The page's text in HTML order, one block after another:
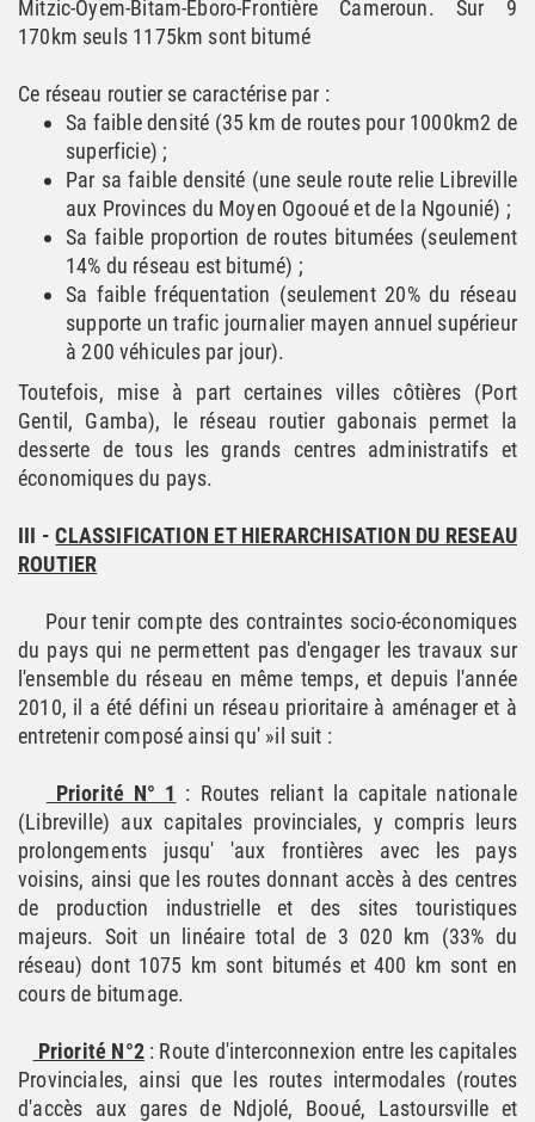
Mitzic-Oyem-Bitam-Eboro-Frontière Cameroun. Sur 9
170km seuls 1175km sont bitumé
Ce réseau routier se caractérise par :
Sa faible densité (35 km de routes pour 1000km2 de
superficie) ;
Par sa faible densité (une seule route relie Libreville
aux Provinces du Moyen Ogooué et de la Ngounié) ;
Sa faible proportion de routes bitumées (seulement
14% du réseau est bitumé) ;
Sa faible fréquentation (seulement 20% du réseau
supporte un trafic journalier mayen annuel supérieur
à 200 véhicules par jour).
Toutefois, mise à part certaines villes côtières (Port
Gentil, Gamba), le réseau routier gabonais permet la
desserte de tous les grands centres administratifs et
économiques du pays.
III -CLASSIFICATION ET HIERARCHISATION DU RESEAU
ROUTIER
Pour tenir compte des contraintes socio-économiques
du pays qui ne permettent pas d'engager les travaux sur
l'ensemble du réseau en même temps, et depuis l'année
2010, il a été défini un réseau prioritaire à aménager et à
entretenir composé ainsi qu' »il suit :
Priorité N° 1 : Routes reliant la capitale nationale
(Libreville) aux capitales provinciales, y compris leurs
prolongements jusqu' 'aux frontières avec les pays
voisins, ainsi que les routes donnant accès à des centres
de production industrielle et des sites touristiques
majeurs. Soit un linéaire total de 3 020 km (33% du
réseau) dont 1075 km sont bitumés et 400 km sont en
cours de bitumage.
Priorité N°2: Route d'interconnexion entre les capitales
Provinciales, ainsi que les routes intermodales (routes
d'accès aux gares de Ndjolé, Booué, Lastoursville et